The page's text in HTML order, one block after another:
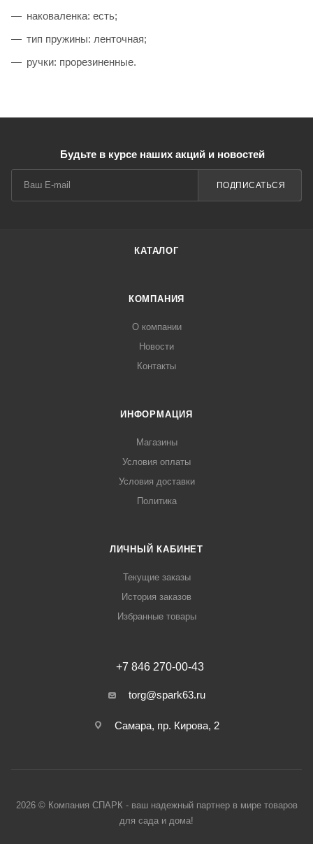
наковаленка: есть;
тип пружины: ленточная;
ручки: прорезиненные.
Будьте в курсе наших акций и новостей
ПОДПИСАТЬСЯ
КАТАЛОГ
КОМПАНИЯ
О компании
Новости
Контакты
ИНФОРМАЦИЯ
Магазины
Условия оплаты
Условия доставки
Политика
ЛИЧНЫЙ КАБИНЕТ
Текущие заказы
История заказов
Избранные товары
+7 846 270-00-43
torg@spark63.ru
Самара, пр. Кирова, 2
2026 © Компания СПАРК - ваш надежный партнер в мире товаров
для сада и дома!